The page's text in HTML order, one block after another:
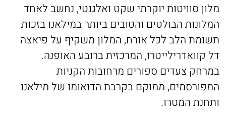
מלון סוויטות יוקרתי שקט ואלגנטי, נחשב לאחד
המלונות הבולטים והטובים ביותר במילאנו בזכות
תשומת הלב לכל אורח, המלון משקיף על פיאצה
דל קוואדרילייטרו, המרכזית ברובע האופנה.
במרחק צעדים ספורים מרחובות הקניות
המפורסמים, ממוקם בקרבת הדואומו של מילאנו
ותחנת המטרו.